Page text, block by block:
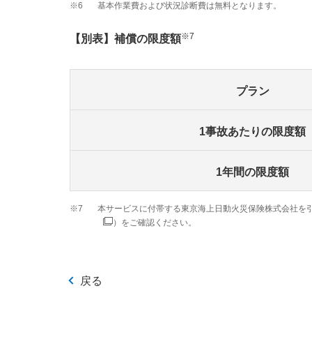
※6
基本作業費および状況診断費は無料となります。
【別表】補償の限度額※7
プラン
1事故あたりの限度額
1年間の限度額
※7
本サービスに付帯する東京海上日動火災保険株式会社
）をご確認ください。
戻る